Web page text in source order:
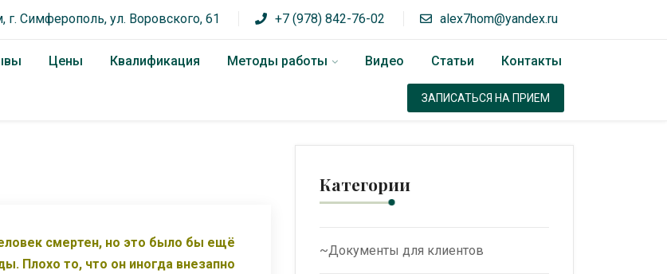
г. Симферополь, ул. Воровского, 61 +7 (978) 842-76-02 alex7hom@yandex.ru
Цены Квалификация Методы работы Видео Статьи Контакты
ЗАПИСАТЬСЯ НА ПРИЕМ
смертен, но это было бы ещё
Плохо то, что он иногда внезапно
Категории
~Документы для клиентов